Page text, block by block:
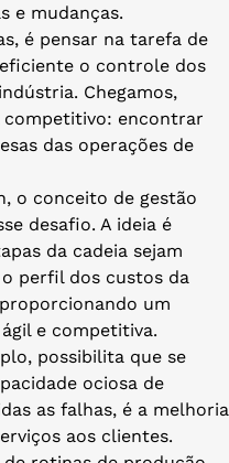
e mudanças.
é pensar na tarefa de
o controle dos
Chegamos,
encontrar
das operações de
o conceito de gestão
desafio. A ideia é
da cadeia sejam
perfil dos custos da
um
e competitiva.
possibilita que se
ociosa de
as falhas, é a melhoria
aos clientes.